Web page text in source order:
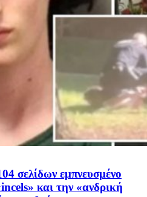
σελίδων εμπνευσμένο
και την «ανδρική